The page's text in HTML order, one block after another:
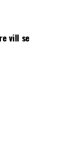
vill se